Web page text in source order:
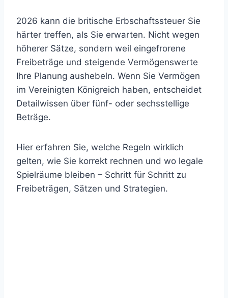
2026 kann die britische Erbschaftssteuer Sie
härter treffen, als Sie erwarten. Nicht wegen
höherer Sätze, sondern weil eingefrorene
Freibeträge und steigende Vermögenswerte
Ihre Planung aushebeln. Wenn Sie Vermögen
im Vereinigten Königreich haben, entscheidet
Detailwissen über fünf- oder sechsstellige
Beträge.
Hier erfahren Sie, welche Regeln wirklich
gelten, wie Sie korrekt rechnen und wo legale
Spielräume bleiben – Schritt für Schritt zu
Freibeträgen, Sätzen und Strategien.